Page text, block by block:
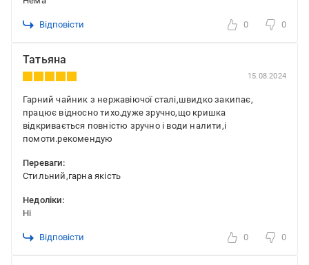
Відповісти 0 0
Татьяна
15.08.2024
Гарний чайник з нержавіючої сталі,швидко закипає,
працює відносно тихо.дуже зручно,що кришка
відкривається повністю зручно і води налити,і
помоти.рекомендую
Переваги:
Стильний,гарна якiсть
Недоліки:
Нi
Відповісти 0 0